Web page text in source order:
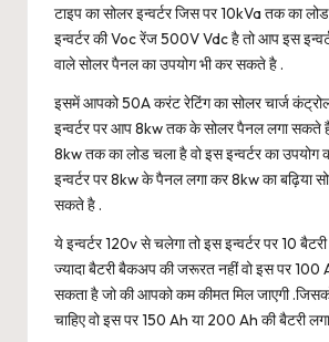
टाइप का सोलर इन्वर्टर जिस पर 10kVa तक का
इन्वर्टर की Voc रेंज 500V Vdc है तो आप इस
वाले सोलर पैनल का उपयोग भी कर सकते है .
इसमें आपको 50A करंट रेटिंग का सोलर चार्ज
इन्वर्टर पर आप 8kw तक के सोलर पैनल लगा सकते
8kw तक का लोड चला है वो इस इन्वर्टर का
इन्वर्टर पर 8kw के पैनल लगा कर 8kw का बढ़िया
सकते है .
ये इन्वर्टर 120v से चलेगा तो इस इन्वर्टर पर 10
ज्यादा बैटरी बैकअप की जरूरत नहीं वो इस पर 100
सकता है जो की आपको कम कीमत मिल जाएगी
चाहिए वो इस पर 150 Ah या 200 Ah की बैटरी